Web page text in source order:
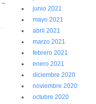
→
junio 2021
mayo 2021
abril 2021
marzo 2021
febrero 2021
enero 2021
diciembre 2020
noviembre 2020
octubre 2020